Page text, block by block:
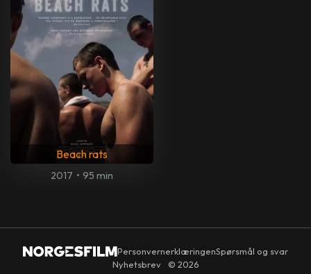
Beach rats
2017 • 95 min
PersonvernerklæringenSpørsmål og svar
Nyhetsbrev
© 2026